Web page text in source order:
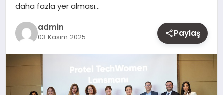
OTOMOBIL
daha fazla yer alması…
admin
03 Kasım 2025 Paylaş